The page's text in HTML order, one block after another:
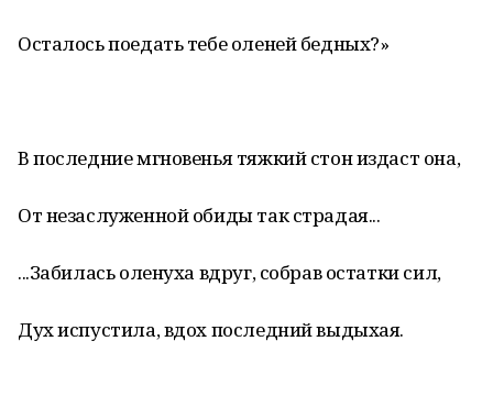
Осталось поедать тебе оленей бедных?»
В последние мгновенья тяжкий стон издаст она,
От незаслуженной обиды так страдая...
...Забилась оленуха вдруг, собрав остатки сил,
Дух испустила, вдох последний выдыхая.